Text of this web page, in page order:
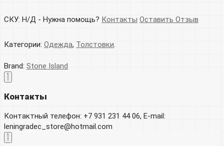
СКУ: Н/Д - Нужна помощь? Контакты Оставить Отзыв
Категории: Одежда, Толстовки.
Brand: Stone Island
Контакты
Контактный телефон: +7 931 231 44 06, E-mail:
leningradec_store@hotmail.com